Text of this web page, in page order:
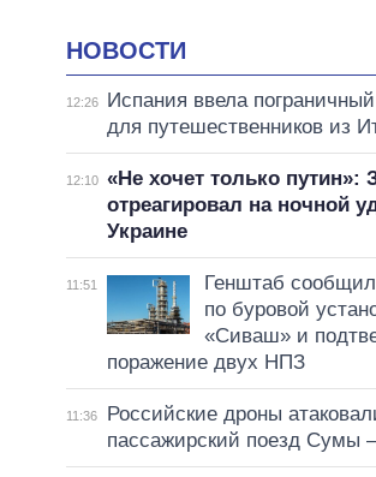
НОВОСТИ
12:26
Испания ввела
для путешественников из
12:10 «Не хочет только путин»:
отреагировал на ночной
Украине
11:51
Генштаб
по буровой
«Сиваш» и
поражение двух НПЗ
11:36
Российские дроны
пассажирский поезд Сумы